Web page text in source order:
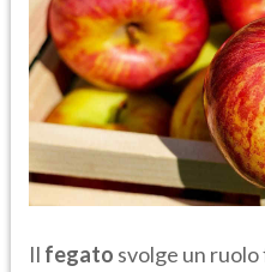
Il fegato svolge un